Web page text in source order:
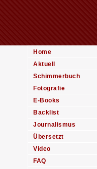
Home
Aktuell
Schimmerbuch
Fotografie
E-Books
Backlist
Journalismus
Übersetzt
Video
FAQ